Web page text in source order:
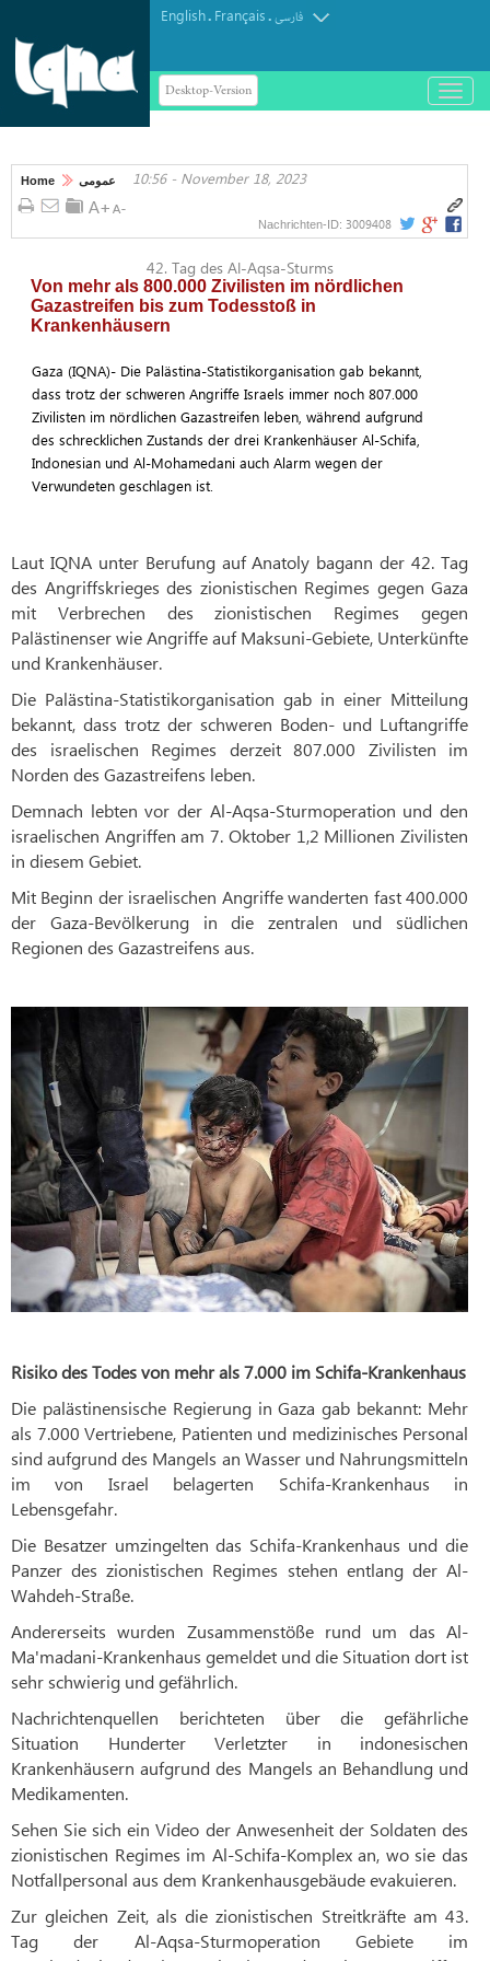
English. Français.فارسی
Desktop-Version
باز
و
کردن
Home عمومی 10:56 - November 18, 2023
Nachrichten-ID: 3009408
42. Tag des Al-Aqsa-Sturms
Von mehr als 800.000 Zivilisten im nördlichen
Gazastreifen bis zum Todesstoß in
Krankenhäusern
Gaza (IQNA)- Die Palästina-Statistikorganisation gab bekannt,
dass trotz der schweren Angriffe Israels immer noch 807.000
Zivilisten im nördlichen Gazastreifen leben, während aufgrund
des schrecklichen Zustands der drei Krankenhäuser Al-Schifa,
Indonesian und Al-Mohamedani auch Alarm wegen der
Verwundeten geschlagen ist.
Laut IQNA unter Berufung auf Anatoly bagann der 42. Tag
des Angriffskrieges des zionistischen Regimes gegen Gaza
mit Verbrechen des zionistischen Regimes gegen
Palästinenser wie Angriffe auf Maksuni-Gebiete, Unterkünfte
und Krankenhäuser.
Die Palästina-Statistikorganisation gab in einer Mitteilung
bekannt, dass trotz der schweren Boden- und Luftangriffe
des israelischen Regimes derzeit 807.000 Zivilisten im
Norden des Gazastreifens leben.
Demnach lebten vor der Al-Aqsa-Sturmoperation und den
israelischen Angriffen am 7. Oktober 1,2 Millionen Zivilisten
in diesem Gebiet.
Mit Beginn der israelischen Angriffe wanderten fast 400.000
der Gaza-Bevölkerung in die zentralen und südlichen
Regionen des Gazastreifens aus.
Risiko des Todes von mehr als 7.000 im Schifa-Krankenhaus
Die palästinensische Regierung in Gaza gab bekannt: Mehr
als 7.000 Vertriebene, Patienten und medizinisches Personal
sind aufgrund des Mangels an Wasser und Nahrungsmitteln
im von Israel belagerten Schifa-Krankenhaus in
Lebensgefahr.
Die Besatzer umzingelten das Schifa-Krankenhaus und die
Panzer des zionistischen Regimes stehen entlang der Al-
Wahdeh-Straße.
Andererseits wurden Zusammenstöße rund um das Al-
Ma'madani-Krankenhaus gemeldet und die Situation dort ist
sehr schwierig und gefährlich.
Nachrichtenquellen berichteten über die gefährliche
Situation Hunderter Verletzter in indonesischen
Krankenhäusern aufgrund des Mangels an Behandlung und
Medikamenten.
Sehen Sie sich ein Video der Anwesenheit der Soldaten des
zionistischen Regimes im Al-Schifa-Komplex an, wo sie das
Notfallpersonal aus dem Krankenhausgebäude evakuieren.
Zur gleichen Zeit, als die zionistischen Streitkräfte am 43.
Tag der Al-Aqsa-Sturmoperation Gebiete im